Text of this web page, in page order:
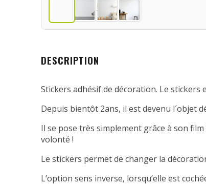
DESCRIPTION
Stickers adhésif de décoration. Le
Depuis bientôt 2ans, il est devenu l´objet
Il se pose très simplement grâce à son
volonté !
Le stickers permet de changer la
L’option sens inverse, lorsqu’elle est